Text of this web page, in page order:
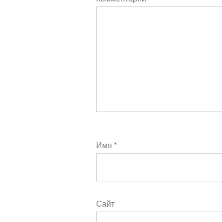
Имя *
Сайт